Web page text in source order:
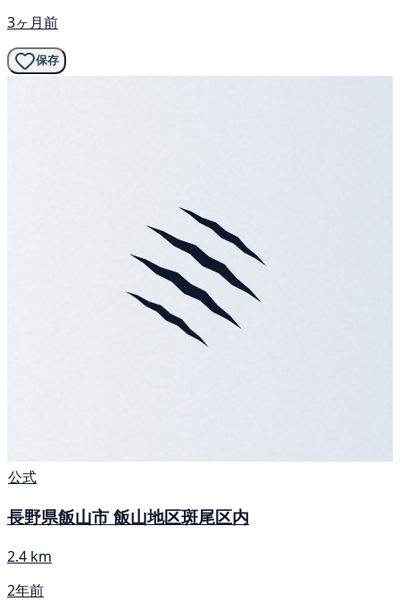
3ヶ月前
保存
公式
長野県飯山市 飯山地区斑尾区内
2.4 km
2年前